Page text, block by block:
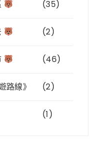
(35)
(2)
(46)
路線》 (2)
(1)